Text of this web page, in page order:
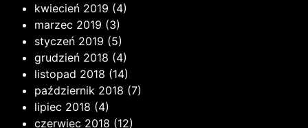
kwiecień 2019 (4)
marzec 2019 (3)
styczeń 2019 (5)
grudzień 2018 (4)
listopad 2018 (14)
październik 2018 (7)
lipiec 2018 (4)
czerwiec 2018 (12)